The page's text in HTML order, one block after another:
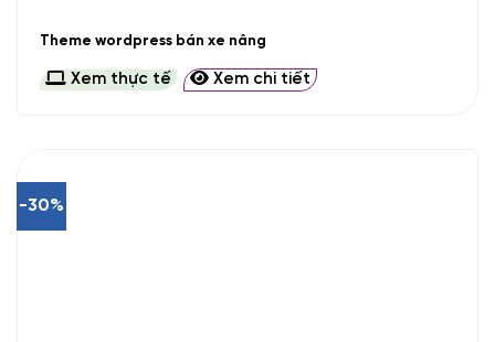
Theme wordpress bán xe nâng
Xem thực tế Xem chi tiết
-30%